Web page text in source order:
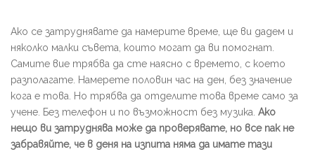
Ако се затруднявате да намерите време, ще ви дадем и
няколко малки съвета, които могат да ви помогнат.
Самите вие трябва да сте наясно с времето, с което
разполагате. Намерете половин час на ден, без значение
кога е това. Но трябва да отделите това време само за
учене. Без телефон и по възможност без музика. Ако
нещо ви затруднява може да проверявате, но все пак не
забравяйте, че в деня на изпита няма да имате тази